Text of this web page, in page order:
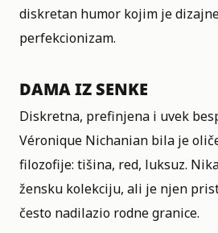
diskretan humor kojim je
perfekcionizam.
DAMA IZ SENKE
Diskretna, prefinjena i uvek
Véronique Nichanian bila je
filozofije: tišina, red, luksuz.
žensku kolekciju, ali je njen
često nadilazio rodne granice.